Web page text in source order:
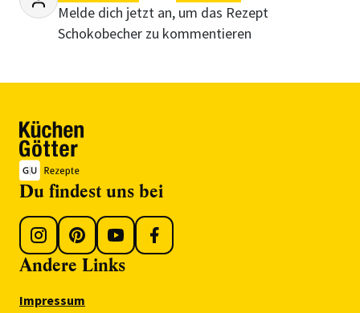
Melde dich jetzt an, um das Rezept
Schokobecher zu kommentieren
Du findest uns bei
Andere Links
Impressum